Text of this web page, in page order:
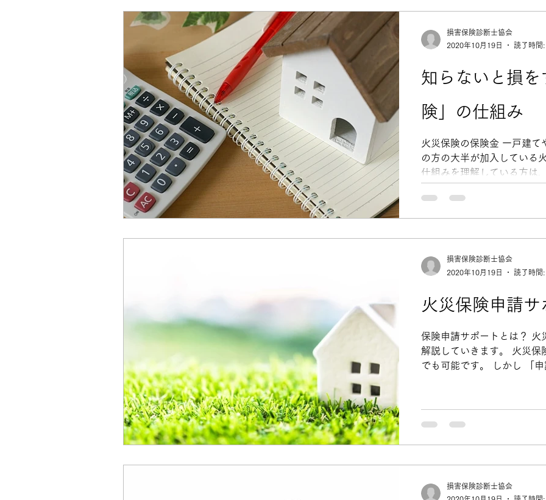
知らないと損を
険」の仕組み
火災保険の保険金 一戸建て
の方の大半が加入している
仕組みを理解している方は
険を使って保険金を受け取
損害保険診断士協会
2020年10月19日
読了時間
火災保険申請サ
保険申請サポートとは？ 火
解説していきます。 火災保
でも可能です。 しかし 「
損害保険診断士協会
2020年10月19日
読了時間
損害保険診断士協会